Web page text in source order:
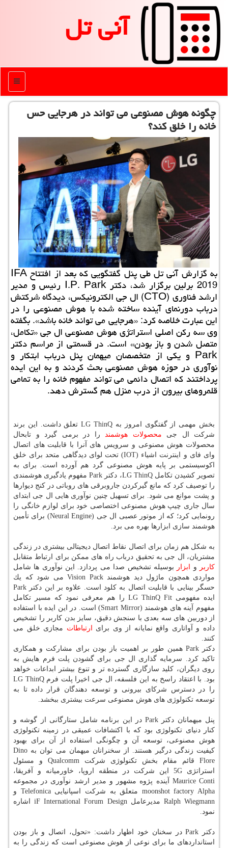
آنی تل
منو
چگونه هوش مصنوعی می تواند در هرجایی حس
خانه را خلق كند؟
به گزارش آنی تل طی پنل گفتگویی كه بعد از افتتاح IFA
2019 برلین برگزار شد، دكتر I.P. Park رئیس و مدیر
ارشد فناوری (CTO) ال جی الكترونیكس، دیدگاه شركتش
درباب دورنمای آینده ساخته شده با هوش مصنوعی را در
این عبارت خلاصه كرد: «هرجایی می تواند خانه باشد». بگفته
وی سه ركن اصلی استراتژی هوش مصنوعی ال جی «تكامل،
متصل شدن و باز بودن» است. در قسمتی از مراسم دكتر
Park و یكی از متخصصان میهمان پنل درباب ابتكار و
نوآوری در حوزه هوش مصنوعی بحث كردند و به این ایده
پرداختند كه اتصال دائمی می تواند مفهوم خانه را به تمامی
قلمروهای بیرون از درب منزل هم گسترش دهد.
بخش مهمی از گفتگوی امروز به LG ThinQ تعلق داشت. این برند
شركت ال جی محصولات هوشمند را در برمی گیرد و تابحال
محصولات هوش مصنوعی و سرویس های آنرا با قابلیت های اتصال
وای فای و اینترنت اشیاء (IOT) تحت لوای دیدگاهی متحد برای خلق
اكوسیستمی بر پایه هوش مصنوعی گرد هم آورده است. برای به
تصویر كشیدن تكامل LG ThinQ، دكتر Park مفهوم یادگیری هوشمندی
را توصیف كرد كه مانع گیركردن جاروبرقی های روباتی در كنج دیوارها
و پشت موانع می شود. برای تسهیل چنین نوآوری هایی ال جی ابتدای
سال جاری چیپ هوش مصنوعی اختصاصی خود برای لوازم خانگی را
رونمایی كرد؛ كه از موتور عصبی ال جی (Neural Engine) برای تأمین
هوشمند سازی ابزارها بهره می برد.
به شكل هم زمان برای اتصال نقاط اتصال دیجیتالی بیشتری در زندگی
مشتریان، ال جی به تحقیق درباب راه های ممكن برای ارتباط متقابل
كاربر
و ابزار
بوسیله تشخیص صدا می پردازد. این نوآوری ها شامل
مواردی همچون ماژول دید هوشمند Vision Pack می شود كه یك
حسگر بینایی با قابلیت اتصال به كلود است. علاوه بر این دكتر Park
ایده مفهومی LG ThinQ Fit را هم معرفی نمود كه مسیر تكامل
مفهوم آینه های هوشمند (Smart Mirror) است. در این ایده با استفاده
از دوربین های سه بعدی با سنجش دقیق، سایز بدن كاربر را تشخیص
داده و آواتاری واقع نمایانه از وی برای
ارتباطات مجازی خلق می
كنند.
دكتر Park همین طور بر اهمیت باز بودن برای مشاركت و همكاری
تاكید كرد. سرمایه گذاری ال جی برای گشودن پلت فرم هایش به
روی دیگران، كلید سازگاری گسترده تر و تنوع بیشتر ابداعات خواهد
بود. با اعتقاد راسخ به این فلسفه، ال جی اخیرا پلت فرم LG ThinQ
را در دسترس شركای بیرونی و توسعه دهندگان قرار داده تا به
توسعه تكنولوژی های هوش مصنوعی سرعت بیشتری ببخشد.
پنل میهمانان دكتر Park در این برنامه شامل ستارگانی از گوشه و
كنار دنیای تكنولوژی بود كه با اكتشافات عمیقی در زمینه تكنولوژی
هوش مصنوعی، توسعه آن و چگونگی استفاده از آن برای بهبود
كیفیت زندگی درگیر هستند. از سخنرانان میهمان می توان به Dino
Flore قائم مقام بخش تكنولوژی شركت Qualcomm و مسئول
استراتژی 5G این شركت در منطقه اروپا، خاورمیانه و آفریقا،
Maurice Conti آینده پژوه مشهور و مدیر ارشد نوآوری در مجموعه
moonshot factory Alpha متعلق به شركت اسپانیایی Telefonica و
Ralph Wiegmann مدیرعامل iF International Forum Design اشاره
نمود.
دكتر Park در سخنان خود اظهار داشت: «تحول، اتصال و باز بودن
استانداردهای ما برای نوعی از هوش مصنوعی است كه زندگی را به